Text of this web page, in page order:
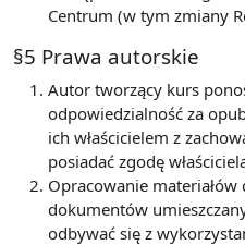
Centrum (w tym zmiany
§5 Prawa autorskie
Autor tworzący kurs
odpowiedzialność za
ich właścicielem z
posiadać zgodę
Opracowanie
dokumentów
odbywać się z